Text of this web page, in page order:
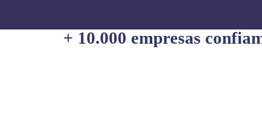
+ 10.000 empresas